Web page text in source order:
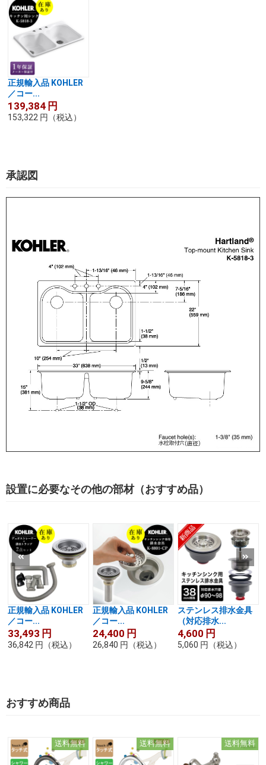
正規輸入品 KOHLER
／コー...
139,384 円
153,322 円 （税込）
承認図
設置に必要なその他の部材（おすすめ品）
正規輸入品 KOHLER
／コー...
33,493 円
36,842 円 （税込）
正規輸入品 KOHLER
／コー...
24,400 円
26,840 円 （税込）
ステンレス排水金具
（対応排水...
4,600 円
5,060 円 （税込）
おすすめ商品
送料無料 送料無料 送料無料